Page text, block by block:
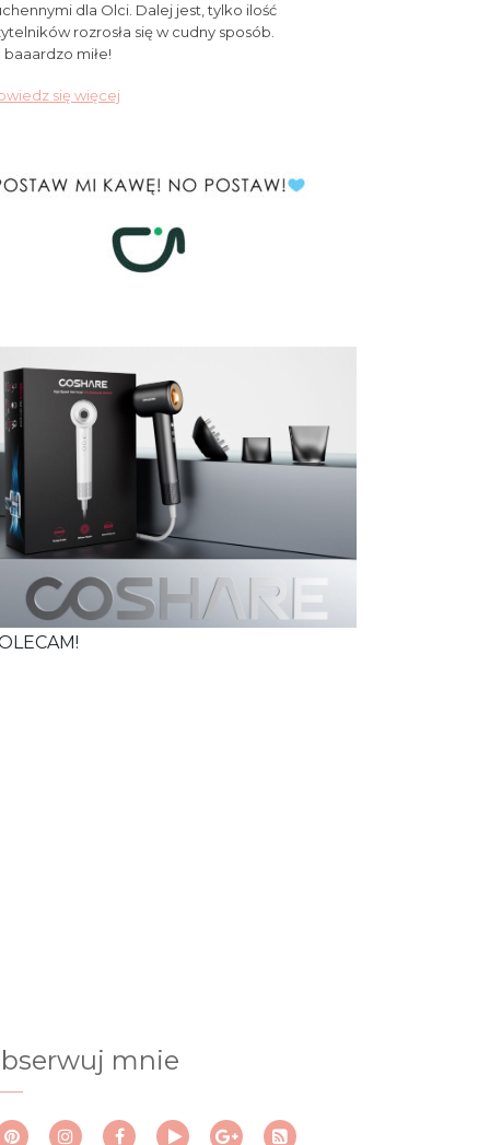
dla Olci. Dalej jest, tylko ilość
rozrosła się w cudny sposób.
baaardzo miłe!
się więcej
mnie